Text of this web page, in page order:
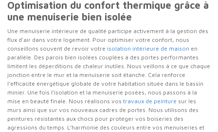
Optimisation du confort thermique grâce à
une menuiserie bien isolée
Une menuiserie intérieure de qualité participe activement à la gestion des
flux d’air dans votre logement. Pour optimiser votre confort, nous
conseillons souvent de revoir votre isolation intérieure de maison en
parallèle. Des parois bien isolées couplées à des portes performantes
limitent les déperditions de chaleur inutiles. Nous veillons à ce que chaque
jonction entre le mur et la menuiserie soit étanche. Cela renforce
l’efficacité énergétique globale de votre habitation située dans le bassin
minier. Une fois l’isolation et la menuiserie posées, nous passons à la
mise en beauté finale. Nous réalisons vos travaux de peinture sur les
murs ainsi que sur vos nouveaux cadres de portes. Nous utilisons des
peintures résistantes aux chocs pour protéger vos boiseries des
agressions du temps. L’harmonie des couleurs entre vos menuiseries et